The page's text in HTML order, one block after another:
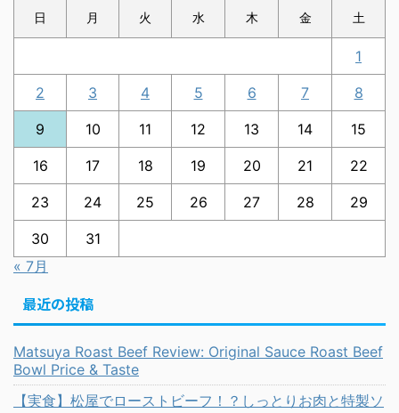
日 月 火 水 木 金 土
1
2 3 4 5 6 7 8
9 10 11 12 13 14 15
16 17 18 19 20 21 22
23 24 25 26 27 28 29
30
31
« 7月
最近の投稿
Matsuya Roast Beef Review: Original Sauce Roast Beef
Bowl Price & Taste
【実食】松屋でローストビーフ！？しっとりお肉と特製ソ